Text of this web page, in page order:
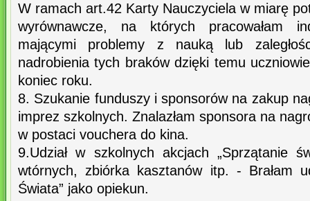
W ramach art.42 Karty Nauczyciela w miarę
wyrównawcze, na których pracowałam
mającymi problemy z nauką lub
nadrobienia tych braków dzięki temu
koniec roku.
8. Szukanie funduszy i sponsorów na zakup
imprez szkolnych. Znalazłam sponsora na
w postaci vouchera do kina.
9.Udział w szkolnych akcjach „Sprzątanie
wtórnych, zbiórka kasztanów itp. - Brałam
Świata” jako opiekun.